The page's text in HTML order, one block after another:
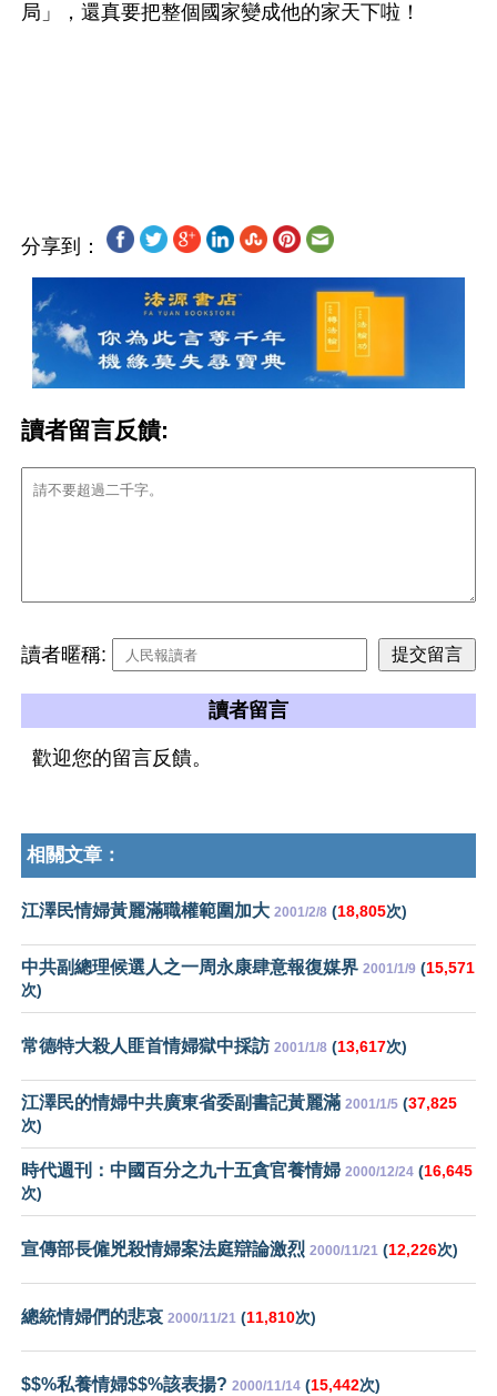
局」，還真要把整個國家變成他的家天下啦！
分享到：
讀者留言反饋:
讀者暱稱:
讀者留言
歡迎您的留言反饋。
相關文章：
江澤民情婦黃麗滿職權範圍加大 2001/2/8 (18,805次)
中共副總理候選人之一周永康肆意報復媒界 2001/1/9 (15,571
次)
常德特大殺人匪首情婦獄中採訪 2001/1/8 (13,617次)
江澤民的情婦中共廣東省委副書記黃麗滿 2001/1/5 (37,825
次)
時代週刊：中國百分之九十五貪官養情婦 2000/12/24 (16,645
次)
宣傳部長僱兇殺情婦案法庭辯論激烈 2000/11/21 (12,226次)
總統情婦們的悲哀 2000/11/21 (11,810次)
$$%私養情婦$$%該表揚? 2000/11/14 (15,442次)